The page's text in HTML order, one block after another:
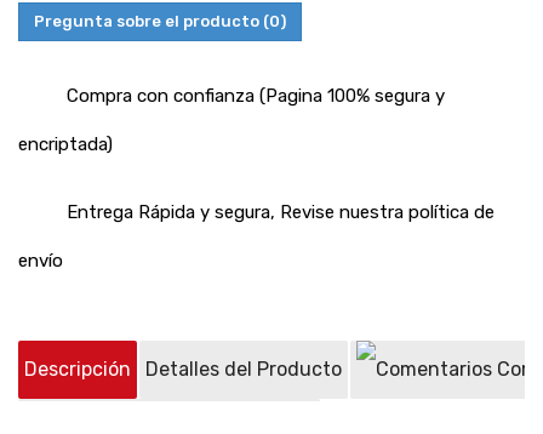
Pregunta sobre el producto (0)
Compra con confianza (Pagina 100% segura y
encriptada)
Entrega Rápida y segura, Revise nuestra política de
envío
Descripción Detalles del Producto